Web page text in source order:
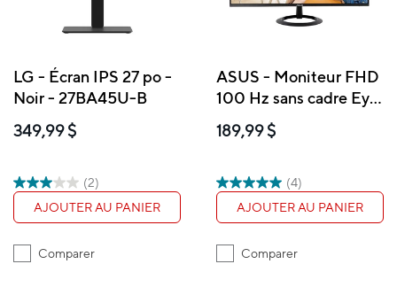
LG - Écran IPS 27 po -
Noir - 27BA45U-B
349,99 $
(2)
AJOUTER AU PANIER
Comparer
ASUS - Moniteur FHD
100 Hz sans cadre Eye
Care 27 po - VZ27EHF
189,99 $
(4)
AJOUTER AU PANIER
Comparer